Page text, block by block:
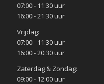
07:00 - 11:30 uur
16:00 - 21:30 uur
Vrijdag:
07:00 - 11:30 uur
16:00 - 20:30 uur
Zaterdag & Zondag:
09:00 - 12:00 uur